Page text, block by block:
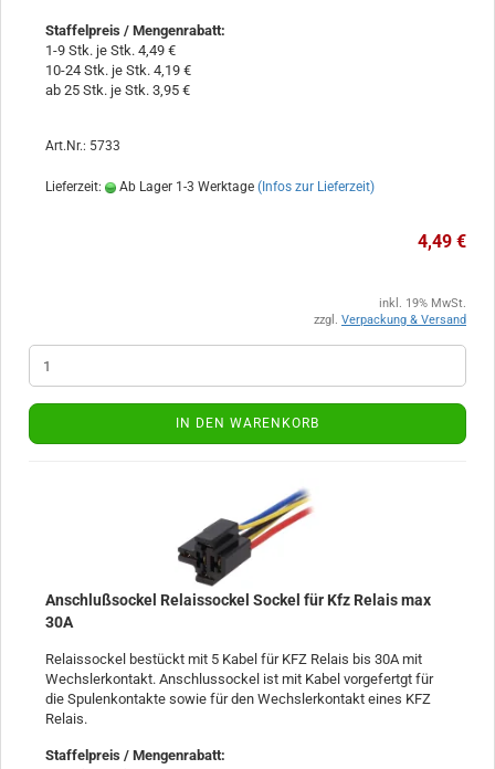
Staffelpreis / Mengenrabatt:
1-9 Stk. je Stk. 4,49 €
10-24 Stk. je Stk. 4,19 €
ab 25 Stk. je Stk. 3,95 €
Art.Nr.: 5733
Lieferzeit: Ab Lager 1-3 Werktage (Infos zur Lieferzeit)
4,49 €
inkl. 19% MwSt.
zzgl. Verpackung & Versand
IN DEN WARENKORB
Anschlußsockel Relaissockel Sockel für Kfz Relais max
30A
Relaissockel bestückt mit 5 Kabel für KFZ Relais bis 30A mit
Wechslerkontakt. Anschlussockel ist mit Kabel vorgefertgt für
die Spulenkontakte sowie für den Wechslerkontakt eines KFZ
Relais.
Staffelpreis / Mengenrabatt: